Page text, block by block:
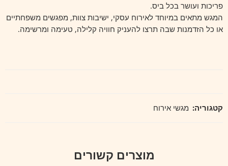
פריכות ועושר בכל ביס.
המגש מתאים במיוחד לאירוח עסקי, ישיבות צוות, מפגשים משפחתיים
או כל הזדמנות שבה תרצו להעניק חוויה קלילה, טעימה ומרשימה.
קטגוריה: מגשי אירוח
מוצרים קשורים